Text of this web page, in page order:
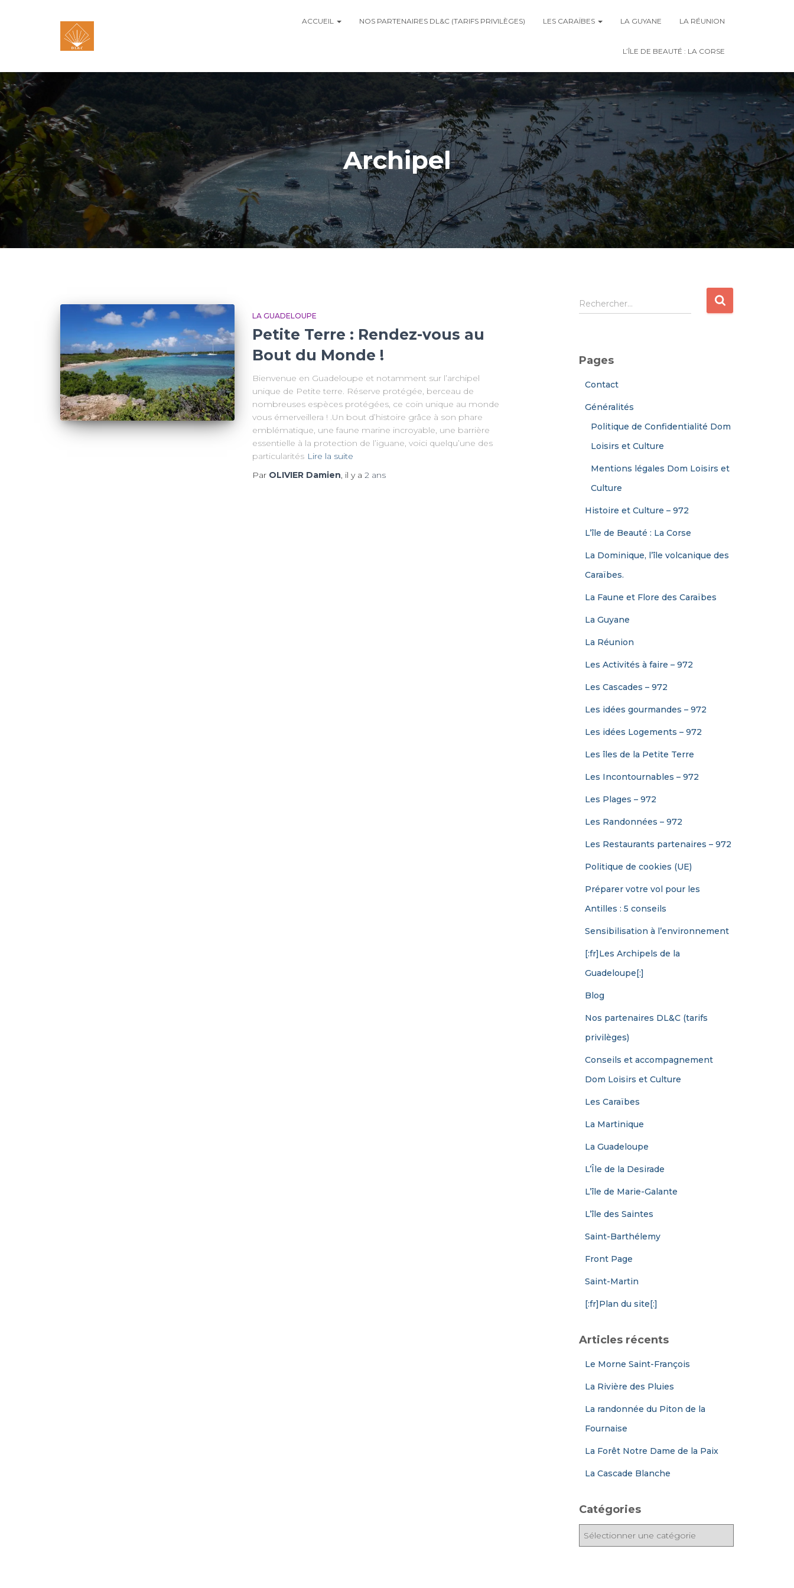
ACCUEIL NOS PARTENAIRES DL&C (TARIFS PRIVILÈGES) LES CARAÏBES LA GUYANE LA RÉUNION
L’ÎLE DE BEAUTÉ : LA CORSE
Archipel
LA GUADELOUPE
Petite Terre : Rendez-vous au
Bout du Monde !
Bienvenue en Guadeloupe et notamment sur l’archipel
unique de Petite terre. Réserve protégée, berceau de
nombreuses espèces protégées, ce coin unique au monde
vous émerveillera ! .Un bout d’histoire grâce à son phare
emblématique, une faune marine incroyable, une barrière
essentielle à la protection de l’iguane, voici quelqu’une des
particularités Lire la suite
Par OLIVIER Damien, il y a 2 ans
R
e
r
Rechercher…
Pages
Contact
Généralités
Politique de Confidentialité Dom
Loisirs et Culture
Mentions légales Dom Loisirs et
Culture
Histoire et Culture – 972
L’île de Beauté : La Corse
La Dominique, l’île volcanique des
Caraïbes.
La Faune et Flore des Caraïbes
La Guyane
La Réunion
Les Activités à faire – 972
Les Cascades – 972
Les idées gourmandes – 972
Les idées Logements – 972
Les îles de la Petite Terre
Les Incontournables – 972
Les Plages – 972
Les Randonnées – 972
Les Restaurants partenaires – 972
Politique de cookies (UE)
Préparer votre vol pour les
Antilles : 5 conseils
Sensibilisation à l’environnement
[:fr]Les Archipels de la
Guadeloupe[:]
Blog
Nos partenaires DL&C (tarifs
privilèges)
Conseils et accompagnement
Dom Loisirs et Culture
Les Caraïbes
La Martinique
La Guadeloupe
L’Île de la Desirade
L’île de Marie-Galante
L’île des Saintes
Saint-Barthélemy
Front Page
Saint-Martin
[:fr]Plan du site[:]
Articles récents
Le Morne Saint-François
La Rivière des Pluies
La randonnée du Piton de la
Fournaise
La Forêt Notre Dame de la Paix
La Cascade Blanche
Catégories